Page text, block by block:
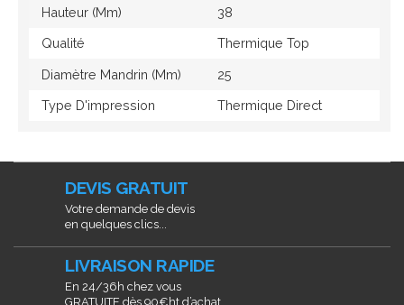
Hauteur (mm) 38
Qualité Thermique Top
Diamètre Mandrin (mm) 25
Type D'impression Thermique Direct
DEVIS GRATUIT
Votre demande de devis
en quelques clics...
LIVRAISON RAPIDE
En 24/36h chez vous
GRATUITE dès 90€ht d’achat